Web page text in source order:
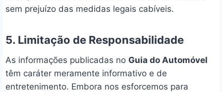
sem prejuízo das medidas legais cabíveis.
5. Limitação de Responsabilidade
As informações publicadas no Guia do Automóvel
têm caráter meramente informativo e de
entretenimento. Embora nos esforcemos para